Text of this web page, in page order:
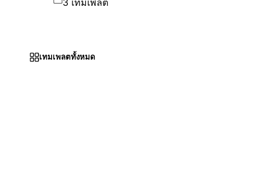
เทมเพลตทั้งหมด